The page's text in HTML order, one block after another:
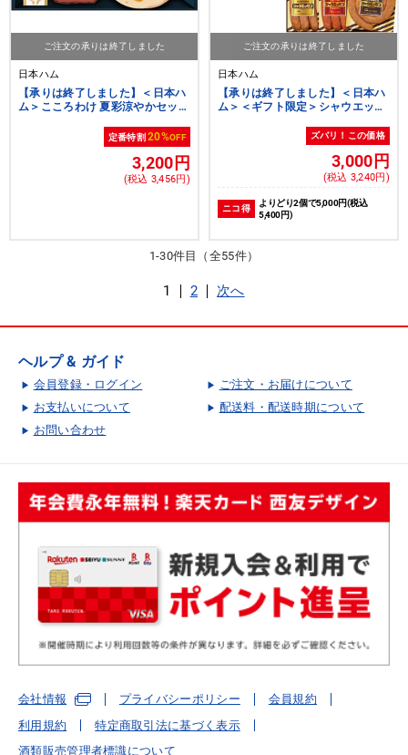
ご注文の承りは終了しました
日本ハム
【承りは終了しました】＜日本ハ
ム＞こころわけ 夏彩涼やかセット
定番特割20%OFF
3,200円
(税込 3,456円)
ご注文の承りは終了しました
日本ハム
【承りは終了しました】＜日本ハ
ム＞＜ギフト限定＞シャウエッセ
ズバリ！この価格
3,000円
(税込 3,240円)
ニコ得
よりどり2個で5,000円(税込
5,400円)
1-30件目（全55件）
1 2 次へ
ヘルプ & ガイド
会員登録・ログイン
ご注文・お届けについて
お支払いについて
配送料・配送時期について
お問い合わせ
会社情報 プライバシーポリシー
会員規約
利用規約
特定商取引法に基づく表示
酒類販売管理者標識について